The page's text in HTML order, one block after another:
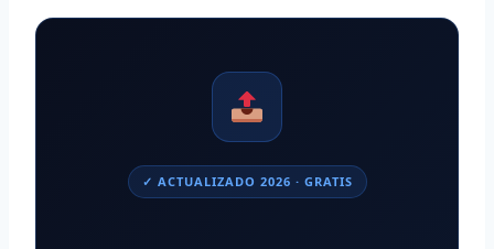
✓ ACTUALIZADO 2026 · GRATIS